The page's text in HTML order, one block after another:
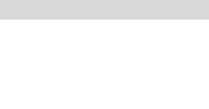
LOGOWANIE DO POCZTY